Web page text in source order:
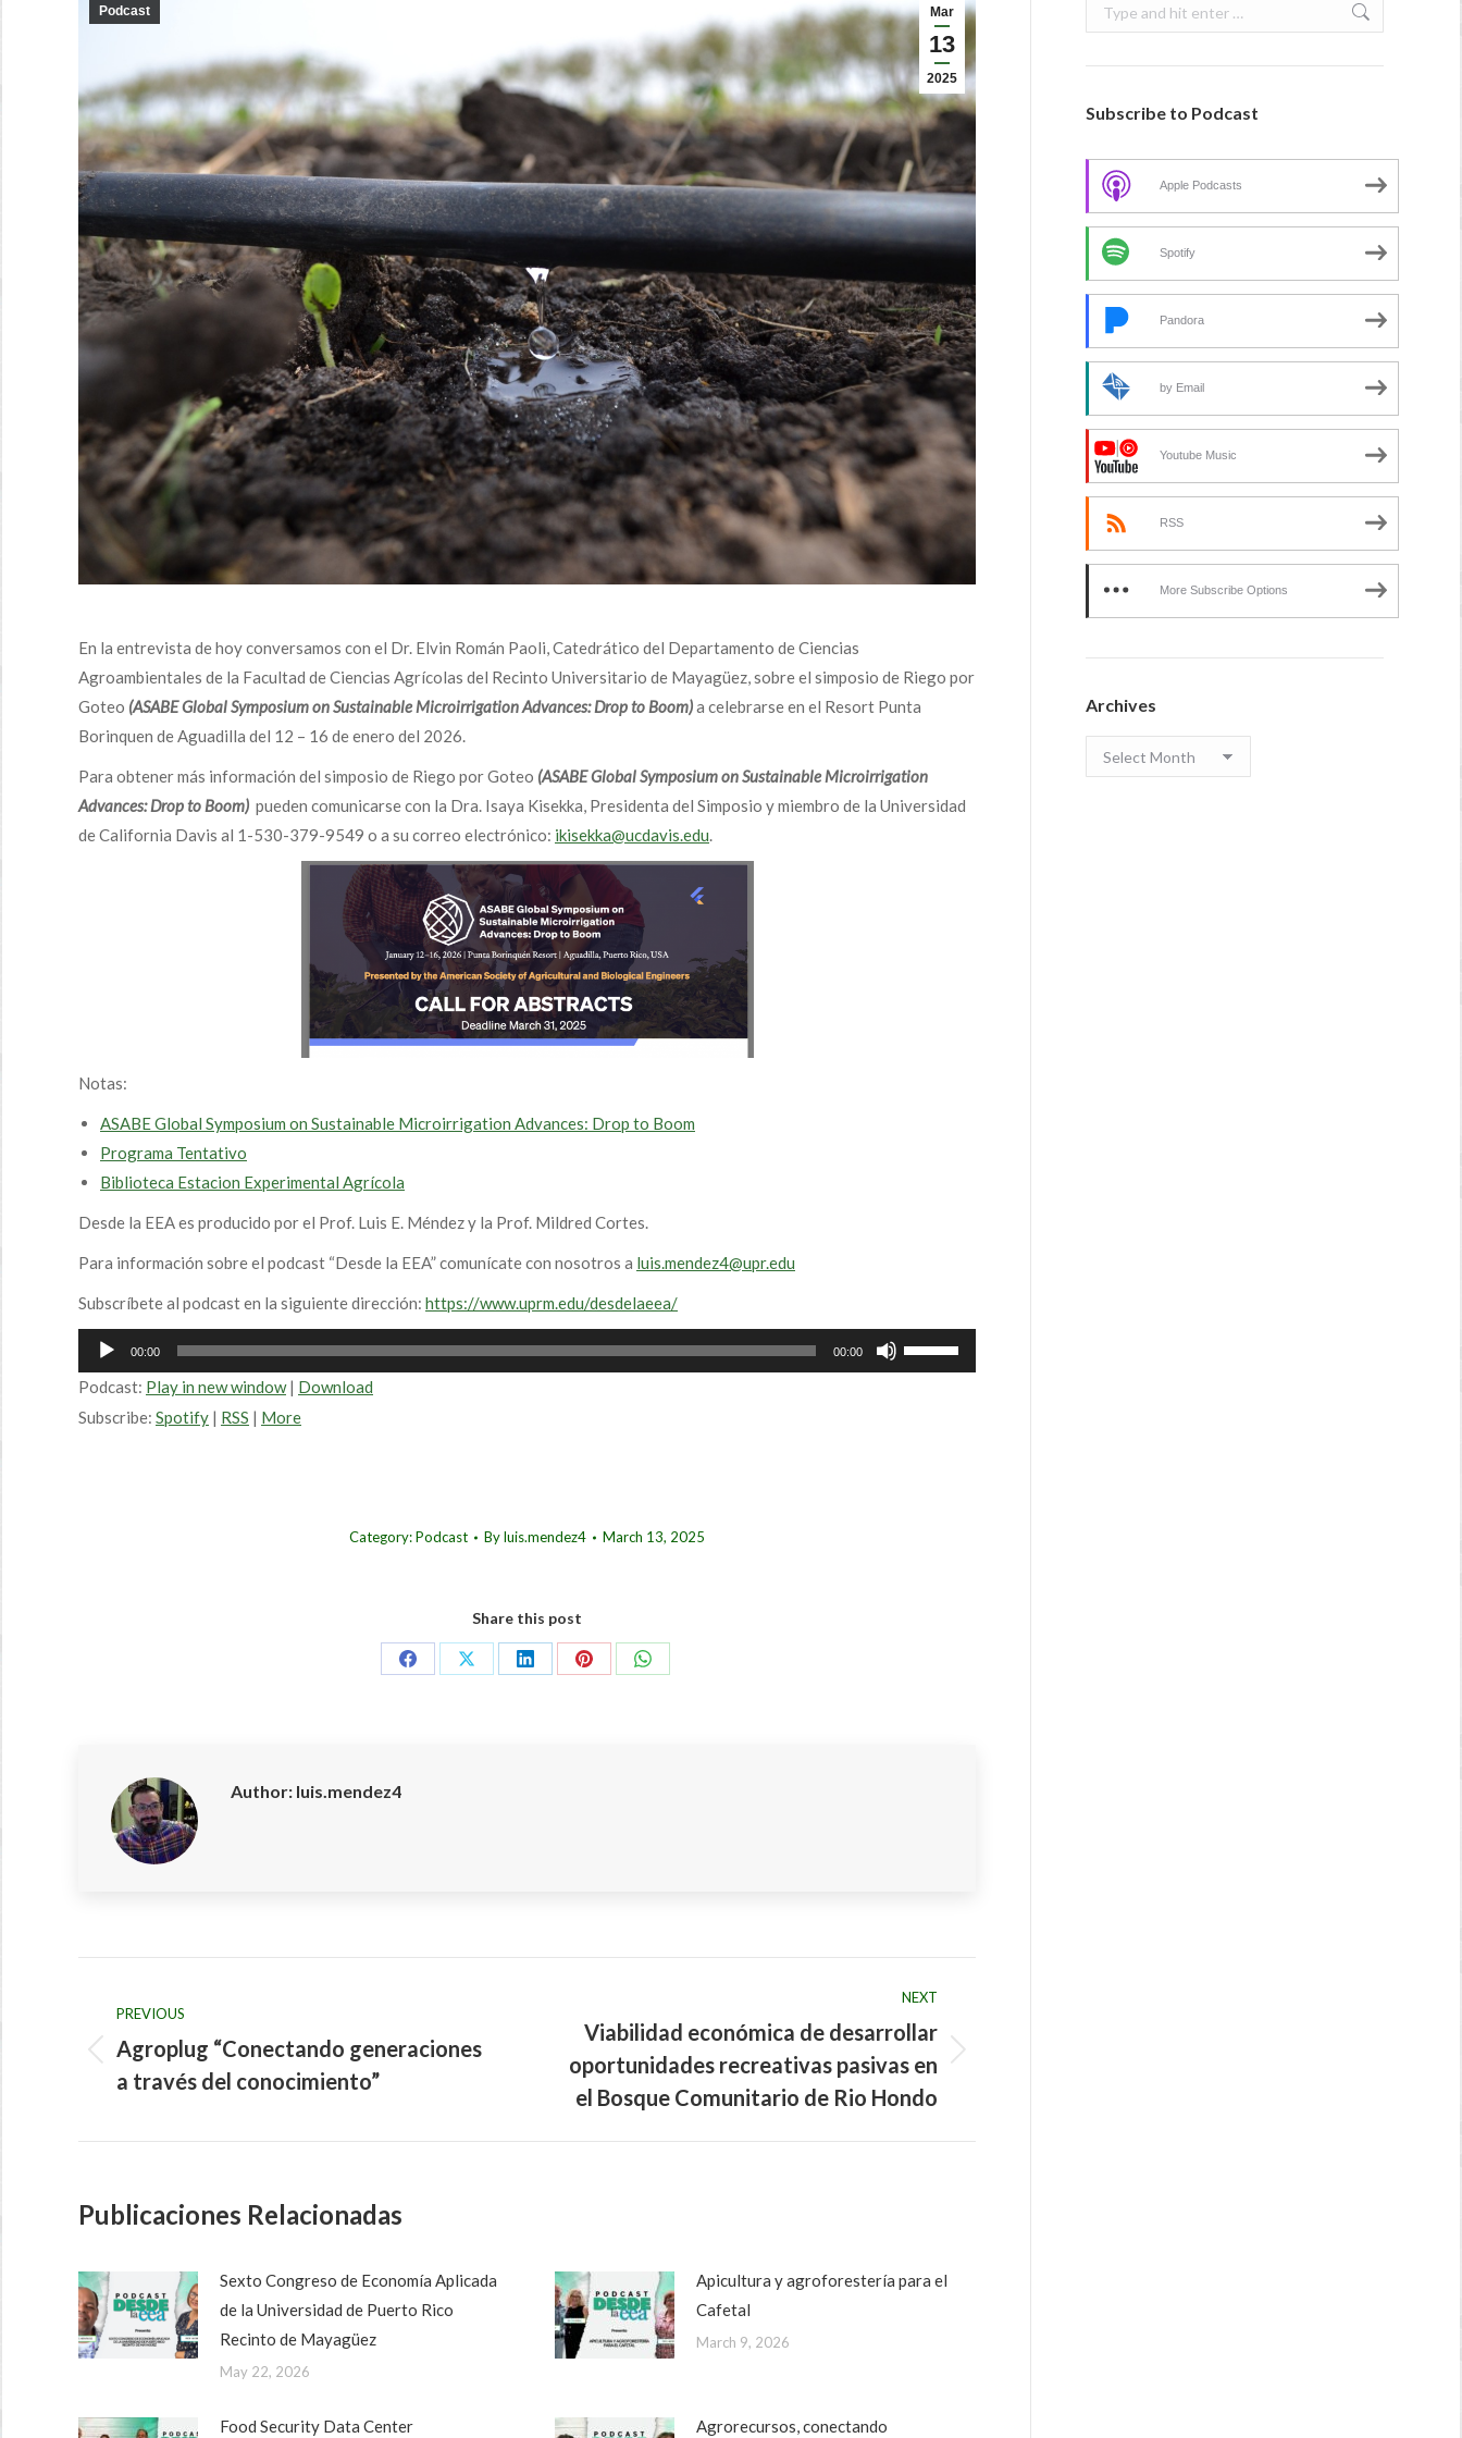
Mar
13
2025
Podcast
En la entrevista de hoy conversamos con el Dr. Elvin Román Paoli, Catedrático del Departamento de Ciencias
Agroambientales de la Facultad de Ciencias Agrícolas del Recinto Universitario de Mayagüez, sobre el simposio de Riego por
Goteo (ASABE Global Symposium on Sustainable Microirrigation Advances: Drop to Boom)a celebrarse en el Resort Punta
Borinquen de Aguadilla del 12 – 16 de enero del 2026.
Para obtener más información del simposio de Riego por Goteo (ASABE Global Symposium on Sustainable Microirrigation
Advances: Drop to Boom) pueden comunicarse con la Dra. Isaya Kisekka, Presidenta del Simposio y miembro de la Universidad
de California Davis al 1-530-379-9549 o a su correo electrónico: ikisekka@ucdavis.edu.
Notas:
ASABE Global Symposium on Sustainable Microirrigation Advances: Drop to Boom
Programa Tentativo
Biblioteca Estacion Experimental Agrícola
Desde la EEA es producido por el Prof. Luis E. Méndez y la Prof. Mildred Cortes.
Para información sobre el podcast “Desde la EEA” comunícate con nosotros a luis.mendez4@upr.edu
Subscríbete al podcast en la siguiente dirección: https://www.uprm.edu/desdelaeea/
Audio
Player
00:00 00:00
Use
Up/Down
Podcast: Play in new window| Download
Subscribe: Spotify | RSS | More
Category:Podcast Byluis.mendez4 March 13, 2025
Share this post
Share
Share
Share
Share
Share
Author: luis.mendez4
navigation
PREVIOUS
Previous
post:
Agroplug “Conectando generaciones
a través del conocimiento”
NEXT
Next
post:
Viabilidad económica de desarrollar
oportunidades recreativas pasivas en
el Bosque Comunitario de Rio Hondo
Publicaciones Relacionadas
Sexto Congreso de Economía Aplicada
de la Universidad de Puerto Rico
Recinto de Mayagüez
May 22, 2026
Apicultura y agroforestería para el
Cafetal
March 9, 2026
Food Security Data Center Agrorecursos, conectando
Search:
Subscribe to Podcast
Apple Podcasts
Spotify
Pandora
by Email
Youtube Music
RSS
More Subscribe Options
Archives
Archives